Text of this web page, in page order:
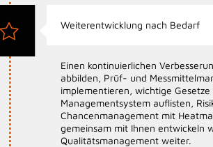
Weiterentwicklung nach Bedarf
Einen kontinuierlichen
abbilden, Prüf- und
implementieren, wichtige Gesetze
Managementsystem auflisten,
Chancenmanagement mit
gemeinsam mit Ihnen entwickeln
Qualitätsmanagement weiter.